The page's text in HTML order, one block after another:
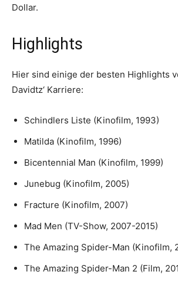
Dollar.
Highlights
Hier sind einige der besten Highlights
Davidtz‘ Karriere:
Schindlers Liste (Kinofilm, 1993)
Matilda (Kinofilm, 1996)
Bicentennial Man (Kinofilm, 1999)
Junebug (Kinofilm, 2005)
Fracture (Kinofilm, 2007)
Mad Men (TV-Show, 2007-2015)
The Amazing Spider-Man (Kinofilm,
The Amazing Spider-Man 2 (Film,